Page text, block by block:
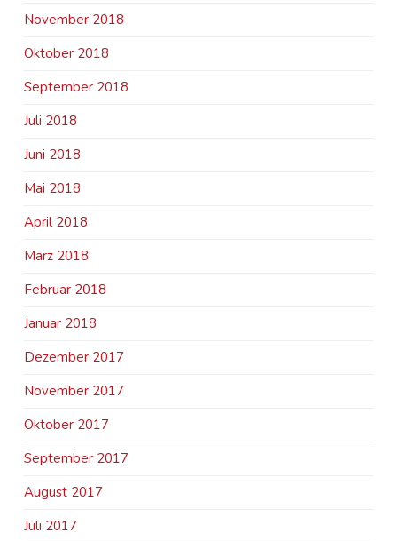
November 2018
Oktober 2018
September 2018
Juli 2018
Juni 2018
Mai 2018
April 2018
März 2018
Februar 2018
Januar 2018
Dezember 2017
November 2017
Oktober 2017
September 2017
August 2017
Juli 2017